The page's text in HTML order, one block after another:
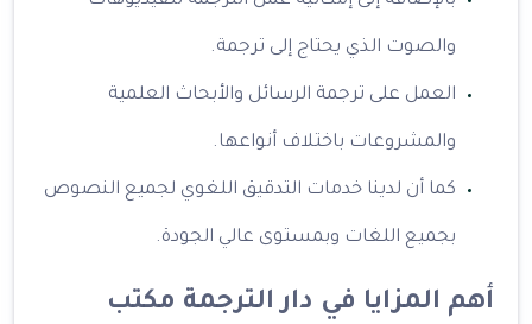
والصوت الذي يحتاج إلى ترجمة.
العمل على ترجمة الرسائل والأبحاث العلمية
والمشروعات باختلاف أنواعها.
كما أن لدينا خدمات التدقيق اللغوي لجميع النصوص
بجميع اللغات وبمستوى عالي الجودة.
أهم المزايا في دار الترجمة مكتب